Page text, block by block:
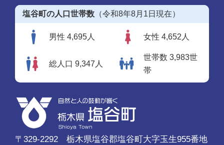
塩谷町の人口世帯数 （令和8年8月1日現在）
男性 4,695人 女性 4,652人
総人口 9,347人
世帯数 3,983世
帯
〒329-2292 栃木県塩谷郡塩谷町大字玉生955番地